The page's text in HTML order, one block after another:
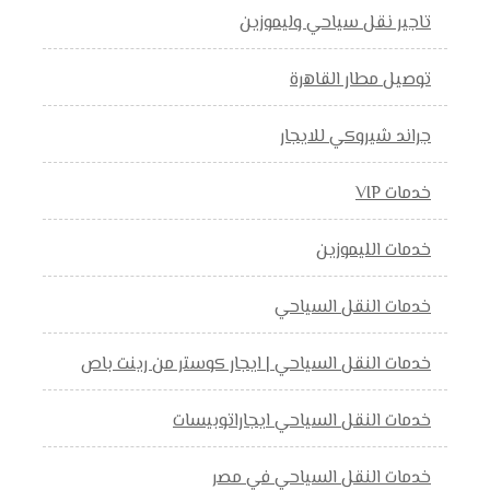
تاجير نقل سياحي وليموزين
توصيل مطار القاهرة
جراند شيروكي للايجار
خدمات VIP
خدمات الليموزين
خدمات النقل السياحي
خدمات النقل السياحي | ايجار كوستر من رينت باص
خدمات النقل السياحي ايجاراتوبيسات
خدمات النقل السياحي في مصر